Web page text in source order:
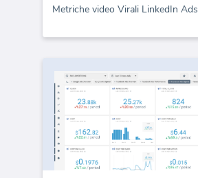
Metriche video Virali LinkedIn Ads